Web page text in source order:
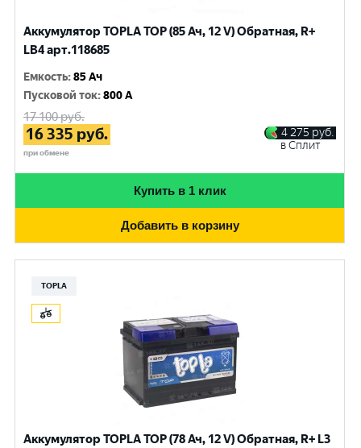
Аккумулятор TOPLA TOP (85 Ач, 12 V) Обратная, R+
LB4 арт.118685
Емкость:85 Ач
Пусковой ток:800 A
17 100руб.
16 335 руб.
при обмене
4 275 руб.
в Сплит
Купить в 1 клик
Добавить в корзину
TOPLA
Аккумулятор TOPLA TOP (78 Ач, 12 V) Обратная, R+ L3